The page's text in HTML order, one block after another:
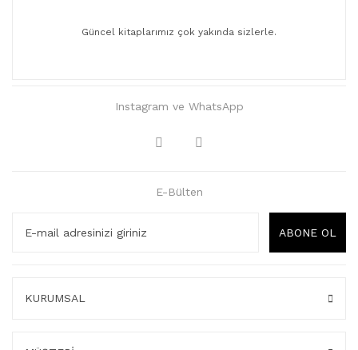
Güncel kitaplarımız çok yakında sizlerle.
Instagram ve WhatsApp
E-Bülten
ABONE OL
KURUMSAL